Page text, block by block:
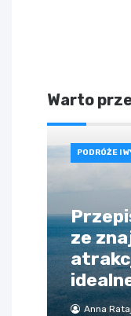
Warto
PODRÓŻE I
ze
Anna